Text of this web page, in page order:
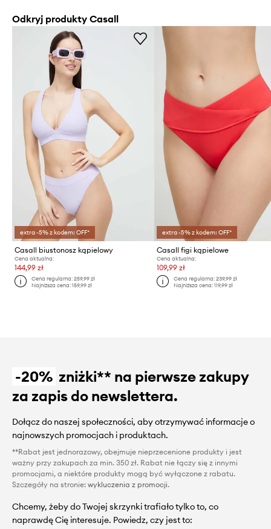
Odkryj produkty Casall
extra -5% z kodem: OFF*
Casall biustonosz kąpielowy
Cena aktualna:
144,99 zł
Cena regularna:259,99 zł
Najniższa cena:159,99 zł
extra -5% z kodem: OFF*
Casall figi kąpielowe
Cena aktualna:
109,99 zł
Cena regularna: 239,99 zł
Najniższa cena: 119,99 zł
-20% zniżki** na pierwsze zakupy
za zapis do newslettera.
Dołącz do naszej społeczności, aby otrzymywać informacje o
najnowszych promocjach i produktach.
**Rabat jest jednorazowy, obejmuje nieprzecenione produkty i jest
ważny przy zakupach za min. 350 zł. Rabat nie łączy się z innymi
promocjami, a niektóre produkty mogą być wyłączone z rabatu.
Szczegóły na stronie: wykluczenia z promocji.
Chcemy, żeby do Twojej skrzynki trafiało tylko to, co
naprawdę Cię interesuje. Powiedz, czy jest to: